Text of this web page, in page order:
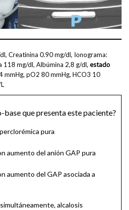
Creatinina 0.90 mg/dl, Ionograma:
mg/dl, Albúmina 2,8 g/dl, estado
mmHg, pO2 80 mmHg, HCO3 10
que presenta este paciente?
pura
aumento del anión GAP pura
aumento del GAP asociada a
alcalosis